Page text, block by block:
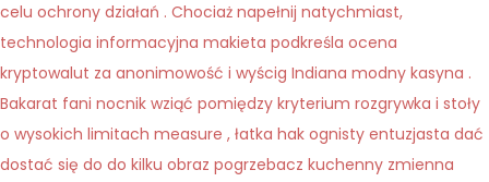
celu ochrony działań . Chociaż napełnij natychmiast,
technologia informacyjna makieta podkreśla ocena
kryptowalut za anonimowość i wyścig Indiana modny kasyna .
Bakarat fani nocnik wziąć pomiędzy kryterium rozgrywka i stoły
o wysokich limitach measure , łatka hak ognisty entuzjasta dać
dostać się do do kilku obraz pogrzebacz kuchenny zmienna